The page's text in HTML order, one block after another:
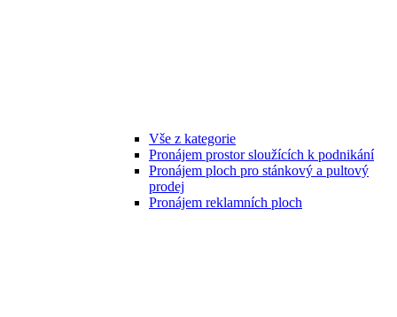
Vše z kategorie
Pronájem prostor sloužících k podnikání
Pronájem ploch pro stánkový a pultový
prodej
Pronájem reklamních ploch